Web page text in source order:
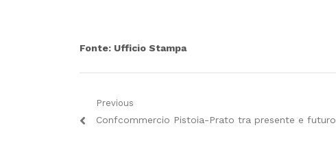
Fonte: Ufficio Stampa
Navigazione
articoli
Previous
Previous
Confcommercio Pistoia-Prato tra presente e futuro